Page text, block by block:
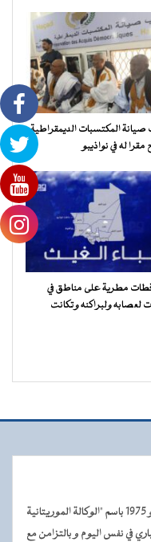
المكتسبات الديمقراطية
مقرا له في نواذيبو
مطرية على مناطق في
لعصابه ولبراكنه وتكانت
أنشئت الوكالة الموريتانية للأنباء في فاتح يوليو 1975 باسم "الوكالة الموريتانية
في نفس اليوم و بالتزامن مع